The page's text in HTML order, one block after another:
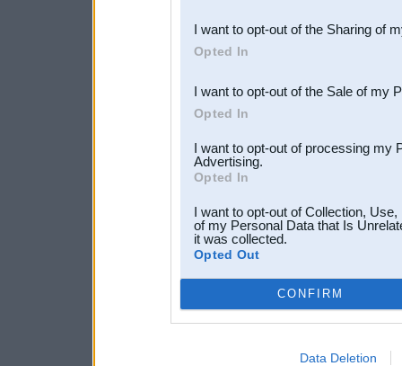
Downstream Participants
third parties.
I want to opt-out of the Sharing of
Opted In
I want to opt-out of the Sale of my
Opted In
I want to opt-out of processing my
Advertising.
Opted In
I want to opt-out of Collection,
of my Personal Data that Is
it was collected.
Opted Out
CONFIRM
Data Deletion